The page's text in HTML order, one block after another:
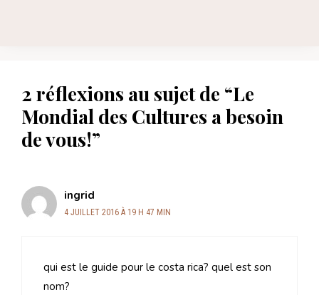
2 réflexions au sujet de “Le
Mondial des Cultures a besoin
de vous!”
ingrid
4 JUILLET 2016 À 19 H 47 MIN
qui est le guide pour le costa rica? quel est son
nom?